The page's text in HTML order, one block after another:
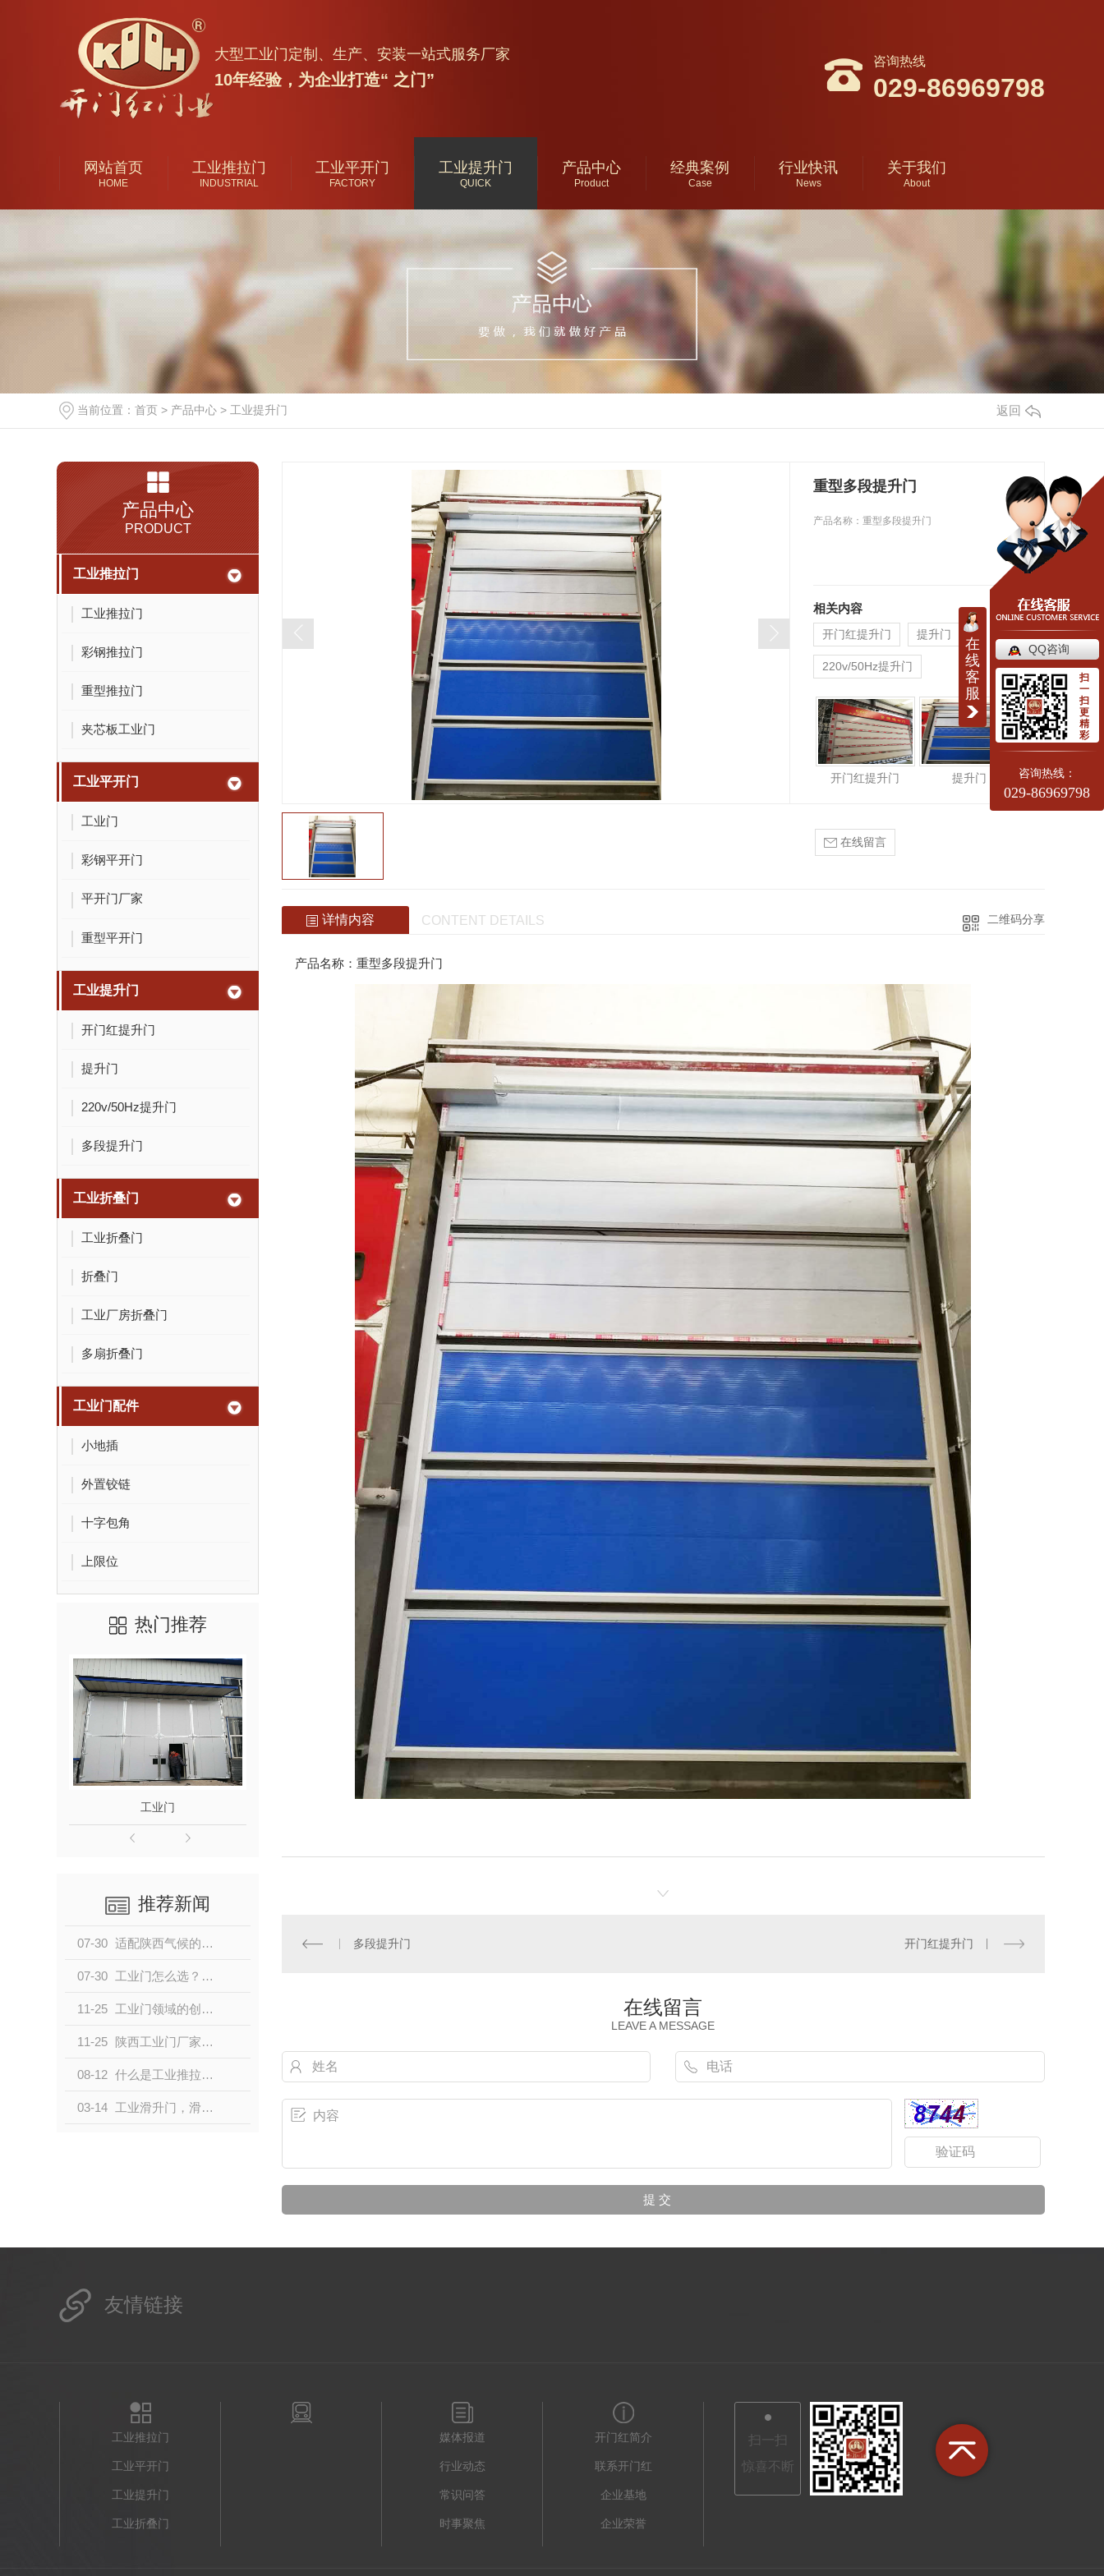
大型工业门定制、生产、安装一站式服务厂家
10年经验，为企业打造“ 之门”
咨询热线
029-86969798
网站首页
HOME
工业推拉门
INDUSTRIAL
工业平开门
FACTORY
工业提升门
QUICK
产品中心
Product
经典案例
Case
行业快讯
News
关于我们
About
当前位置： 首页 > 产品中心 > 工业提升门 返回
产品中心
PRODUCT
工业推拉门
工业推拉门
彩钢推拉门
重型推拉门
夹芯板工业门
工业平开门
工业门
彩钢平开门
平开门厂家
重型平开门
工业提升门
开门红提升门
提升门
220v/50Hz提升门
多段提升门
工业折叠门
工业折叠门
折叠门
工业厂房折叠门
多扇折叠门
工业门配件
小地插
外置铰链
十字包角
上限位
热门推荐
工业门
推荐新闻
07-30 适配陕西气候的提升门：针对大风、温差、高湿工况的定制方案
07-30 工业门怎么选？2026年本土厂家选型全攻略
11-25 工业门领域的创新力量与专业实践
11-25 陕西工业门厂家在工业门领域的专业力量与创新实践
08-12 什么是工业推拉门，优势和特点有那些？
03-14 工业滑升门，滑升门与提升门有什么区别？
重型多段提升门
产品名称：重型多段提升门
相关内容
开门红提升门 提升门
220v/50Hz提升门
开门红提升门 提升门
在线留言
详情内容 CONTENT DETAILS 二维码分享
产品名称：重型多段提升门
多段提升门 开门红提升门
在线留言
LEAVE A MESSAGE
友情链接
工业推拉门
工业平开门
工业提升门
工业折叠门
媒体报道
行业动态
常识问答
时事聚焦
开门红简介
联系开门红
企业基地
企业荣誉
扫一扫
惊喜不断
在
线
客
服
QQ咨询
扫
一
扫
更
精
彩
咨询热线：
029-86969798